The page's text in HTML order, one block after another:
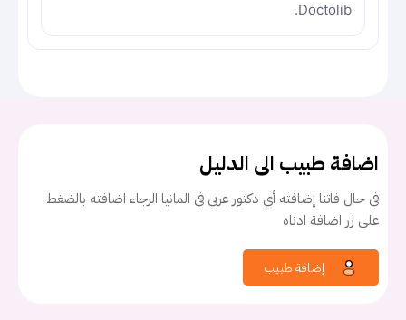
Doctolib.
اضافة طبيب الى الدليل
في حال فاتنا إضافته أي دكتور عربي في المانيا الرجاء اضافته بالضغط
على زر اضافة ادناه